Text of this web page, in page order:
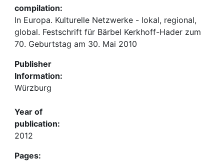
compilation:
In Europa. Kulturelle Netzwerke - lokal, regional,
global. Festschrift für Bärbel Kerkhoff-Hader zum
70. Geburtstag am 30. Mai 2010
Publisher
Information:
Würzburg
Year of
publication:
2012
Pages: